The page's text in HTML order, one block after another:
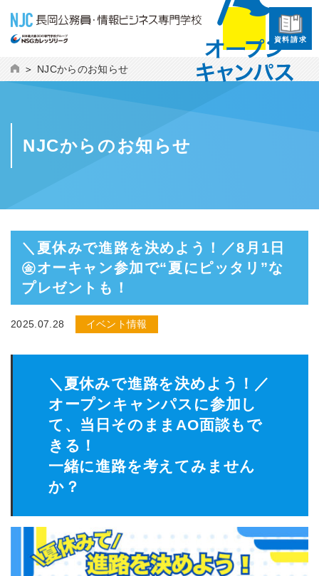
資料請求
NJCからのお知らせ
NJCからのお知らせ
＼夏休みで進路を決めよう！／8月1日
㊎オーキャン参加で“夏にピッタリ”な
プレゼントも！
2025.07.28 イベント情報
＼夏休みで進路を決めよう！／
オープンキャンパスに参加し
て、当日そのままAO面談もで
きる！
一緒に進路を考えてみません
か？